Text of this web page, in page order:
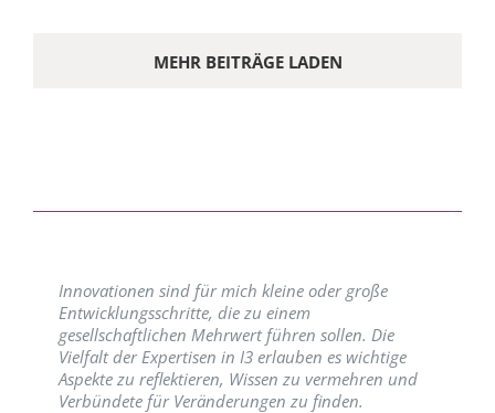
MEHR BEITRÄGE LADEN
Innovationen sind für mich kleine oder große
Entwicklungsschritte, die zu einem
gesellschaftlichen Mehrwert führen sollen. Die
Vielfalt der Expertisen in I3 erlauben es wichtige
Aspekte zu reflektieren, Wissen zu vermehren und
Verbündete für Veränderungen zu finden.